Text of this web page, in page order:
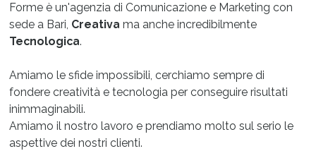
Forme è un'agenzia di Comunicazione e Marketing con
sede a Bari, Creativa ma anche incredibilmente
Tecnologica.
Amiamo le sfide impossibili, cerchiamo sempre di
fondere creatività e tecnologia per conseguire risultati
inimmaginabili.
Amiamo il nostro lavoro e prendiamo molto sul serio le
aspettive dei nostri clienti.